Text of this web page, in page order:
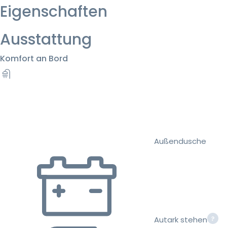
Eigenschaften
Ausstattung
Komfort an Bord
Außendusche
Autark stehen